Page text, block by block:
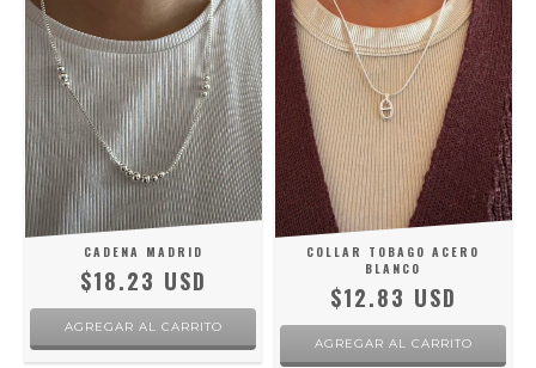
CADENA MADRID
$18.23 USD
COLLAR TOBAGO ACERO
BLANCO
$12.83 USD